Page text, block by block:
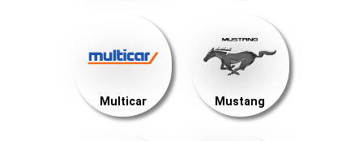
Multicar Mustang